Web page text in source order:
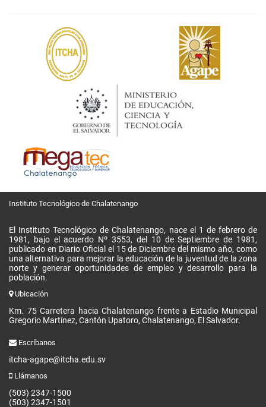
Instituto Tecnológico de Chalatenango
El Instituto Tecnológico de Chalatenango, nace el 1 de febrero de
1981, bajo el acuerdo Nº 3553, del 10 de Septiembre de 1981,
publicado en Diario Oficial el 15 de Diciembre del mismo año, como
una alternativa para mejorar la educación de la juventud de la zona
norte y generar oportunidades de empleo y desarrollo para la
población.
Ubicación
Km. 75 Carretera hacia Chalatenango frente a Estadio Municipal
Gregorio Martínez, Cantón Upatoro, Chalatenango, El Salvador.
Escríbanos
itcha-agape@itcha.edu.sv
Llámanos
(503) 2347-1500
(503) 2347-1501